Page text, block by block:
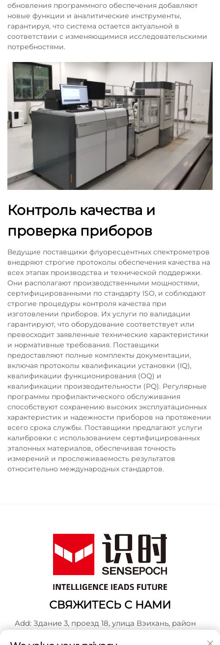
обновления программного обеспечения добавляют
новые функции и аналитические инструменты,
гарантируя, что система остается актуальной в
соответствии с изменяющимися исследовательскими
потребностями.
Контроль качества и
проверка приборов
Ведущие поставщики флуоресцентных спектрометров
внедряют строгие протоколы обеспечения качества на
всех этапах производства и технической поддержки.
Они располагают производственными мощностями,
сертифицированными по стандарту ISO, и соблюдают
строгие процедуры контроля качества при
изготовлении приборов. Их услуги по валидации
гарантируют, что оборудование соответствует или
превосходит заявленные технические характеристики
и нормативные требования. Поставщики
предоставляют полные комплекты документации,
включая протоколы квалификации установки (IQ),
квалификации функционирования (OQ) и
квалификации производительности (PQ). Регулярные
программы профилактического обслуживания
способствуют сохранению высоких эксплуатационных
характеристик и надежности приборов на протяжении
всего срока службы. Поставщики предлагают услуги
калибровки с использованием сертифицированных
эталонных материалов, обеспечивая точность
измерений и прослеживаемость результатов
относительно международных стандартов.
СВЯЖИТЕСЬ С НАМИ
Add: Здание 3, проезд 18, улица Вэихань, район